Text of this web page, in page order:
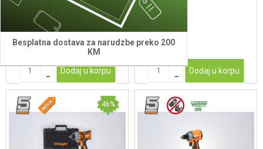
Besplatna dostava za narudzbe preko 200
KM
156,00
Dodaj u korpu
158,00
Dodaj u korpu
46%